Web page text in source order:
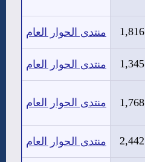
1,816 منتدى الحوار العام
1,345 منتدى الحوار العام
1,768 منتدى الحوار العام
2,442 منتدى الحوار العام